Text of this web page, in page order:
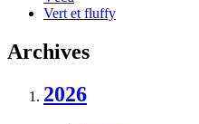
Vert et fluffy
Archives
2026